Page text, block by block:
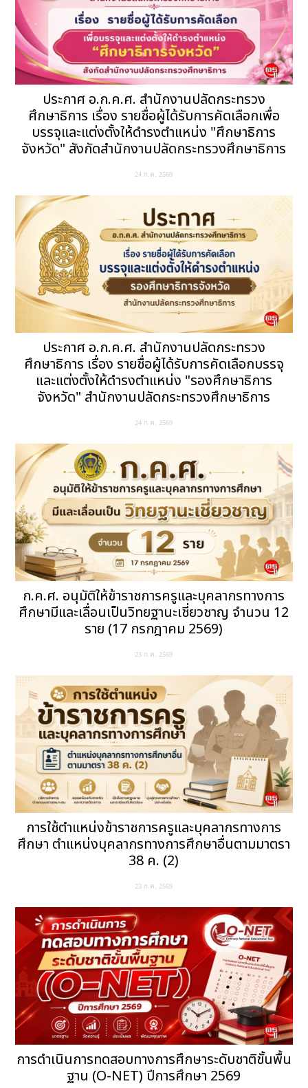
ประกาศ อ.ก.ค.ศ. สำนักงานปลัดกระทรวง
ศึกษาธิการ เรื่อง รายชื่อผู้ได้รับการคัดเลือกเพื่อ
บรรจุและแต่งตั้งให้ดำรงตำแหน่ง "ศึกษาธิการ
จังหวัด" สังกัดสำนักงานปลัดกระทรวงศึกษาธิการ
24 ก.ค. 2569
ประกาศ อ.ก.ค.ศ. สำนักงานปลัดกระทรวง
ศึกษาธิการ เรื่อง รายชื่อผู้ได้รับการคัดเลือกบรรจุ
และแต่งตั้งให้ดำรงตำแหน่ง "รองศึกษาธิการ
จังหวัด" สำนักงานปลัดกระทรวงศึกษาธิการ
24 ก.ค. 2569
ก.ค.ศ. อนุมัติให้ข้าราชการครูและบุคลากรทางการ
ศึกษามีและเลื่อนเป็นวิทยฐานะเชี่ยวชาญ จำนวน 12
ราย (17 กรกฎาคม 2569)
23 ก.ค. 2569
การใช้ตำแหน่งข้าราชการครูและบุคลากรทางการ
ศึกษา ตำแหน่งบุคลากรทางการศึกษาอื่นตามมาตรา
38 ค. (2)
23 ก.ค. 2569
การดำเนินการทดสอบทางการศึกษาระดับชาติขั้นพื้น
ฐาน (O-NET) ปีการศึกษา 2569